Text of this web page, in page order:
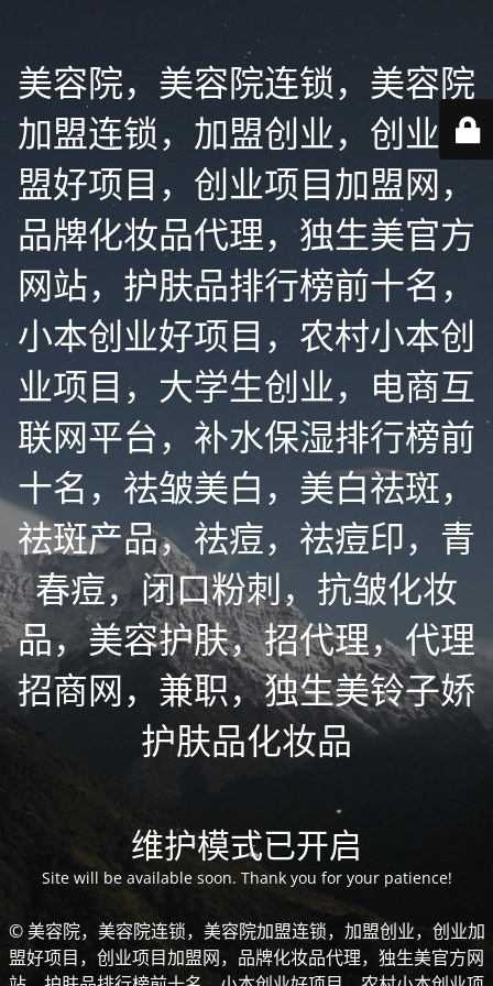
美容院，美容院连锁，美容院
加盟连锁，加盟创业，创业加
盟好项目，创业项目加盟网，
品牌化妆品代理，独生美官方
网站，护肤品排行榜前十名，
小本创业好项目，农村小本创
业项目，大学生创业，电商互
联网平台，补水保湿排行榜前
十名，祛皱美白，美白祛斑，
祛斑产品，祛痘，祛痘印，青
春痘，闭口粉刺，抗皱化妆
品，美容护肤，招代理，代理
招商网，兼职，独生美铃子娇
护肤品化妆品
维护模式已开启
Site will be available soon. Thank you for your patience!
© 美容院，美容院连锁，美容院加盟连锁，加盟创业，创业加
盟好项目，创业项目加盟网，品牌化妆品代理，独生美官方网